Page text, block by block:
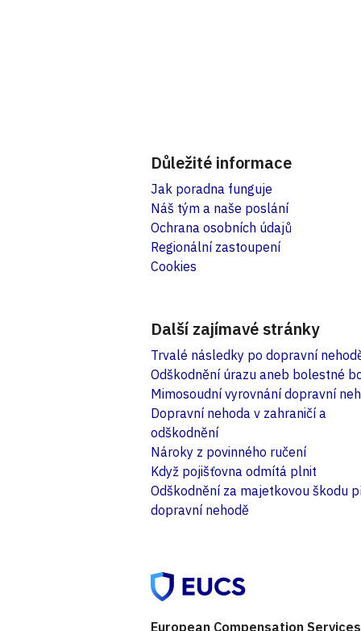
Důležité informace
Jak poradna funguje
Náš tým a naše poslání
Ochrana osobních údajů
Regionální zastoupení
Cookies
Další zajímavé stránky
Trvalé následky po dopravní
Odškodnění úrazu aneb bolestné
Mimosoudní vyrovnání dopravní
Dopravní nehoda v zahraničí a
odškodnění
Nároky z povinného ručení
Když pojišťovna odmítá plnit
Odškodnění za majetkovou škodu
dopravní nehodě
European Compensation